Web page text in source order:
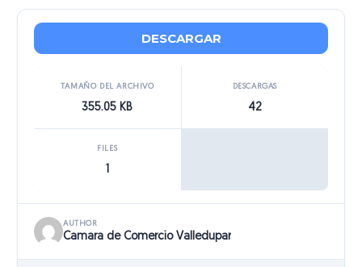
DESCARGAR
TAMAÑO DEL ARCHIVO
355.05 KB
DESCARGAS
42
FILES
AUTHOR
Camara de Comercio Valledupar